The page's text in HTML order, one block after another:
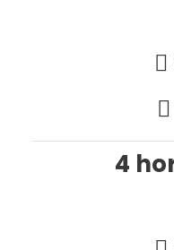
4